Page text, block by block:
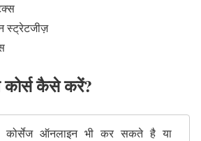
स्ट्रेटजीज़
कोर्स कैसे करें?
कोर्सेज ऑनलाइन भी कर सकते है या